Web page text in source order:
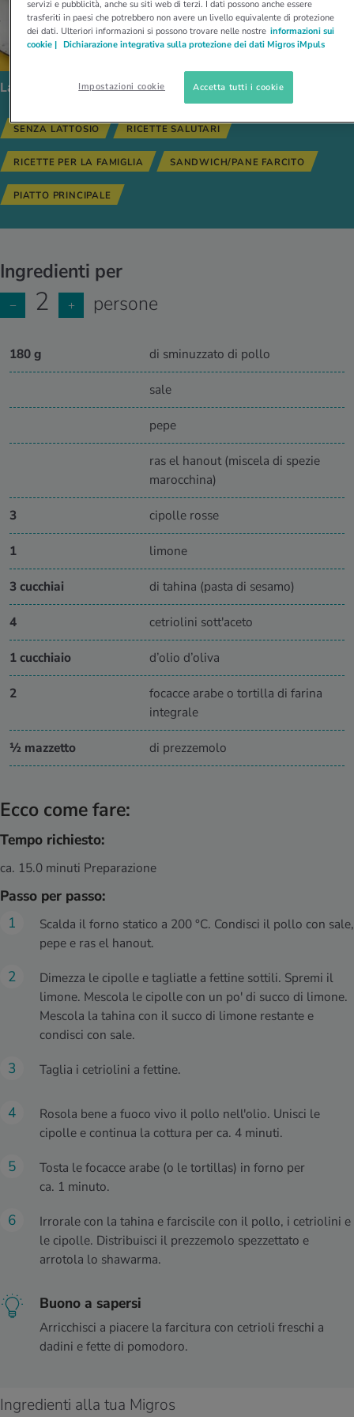
La ricetta segue i seguenti tipi di alimentazione:
SENZA LATTOSIO RICETTE SALUTARI
RICETTE PER LA FAMIGLIA SANDWICH/PANE FARCITO
PIATTO PRINCIPALE
Ingredienti per
− 2 + persone
180 g di sminuzzato di pollo
sale
pepe
ras el hanout (miscela di spezie
marocchina)
3 cipolle rosse
1 limone
3 cucchiai di tahina (pasta di sesamo)
4 cetriolini sott'aceto
1 cucchiaio d’olio d’oliva
2
focacce arabe o tortilla di farina
integrale
½ mazzetto di prezzemolo
Ecco come fare:
Tempo richiesto:
ca. 15.0 minuti Preparazione
Passo per passo:
Scalda il forno statico a 200 °C. Condisci il pollo con sale,
pepe e ras el hanout.
Dimezza le cipolle e tagliatle a fettine sottili. Spremi il
limone. Mescola le cipolle con un po' di succo di limone.
Mescola la tahina con il succo di limone restante e
condisci con sale.
Taglia i cetriolini a fettine.
Rosola bene a fuoco vivo il pollo nell'olio. Unisci le
cipolle e continua la cottura per ca. 4 minuti.
Tosta le focacce arabe (o le tortillas) in forno per
ca. 1 minuto.
Irrorale con la tahina e farciscile con il pollo, i cetriolini e
le cipolle. Distribuisci il prezzemolo spezzettato e
arrotola lo shawarma.
Buono a sapersi
Arricchisci a piacere la farcitura con cetrioli freschi a
dadini e fette di pomodoro.
Ingredienti alla tua Migros
servizi e pubblicità, anche su siti web di terzi. I dati possono anche essere
trasferiti in paesi che potrebbero non avere un livello equivalente di protezione
dei dati. Ulteriori informazioni si possono trovare nelle nostre informazioni sui
cookie | Dichiarazione integrativa sulla protezione dei dati Migros iMpuls
Impostazioni cookie Accetta tutti i cookie